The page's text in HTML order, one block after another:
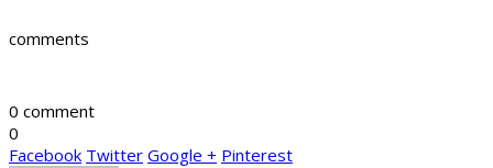
comments
0 comment
0
Facebook Twitter Google + Pinterest